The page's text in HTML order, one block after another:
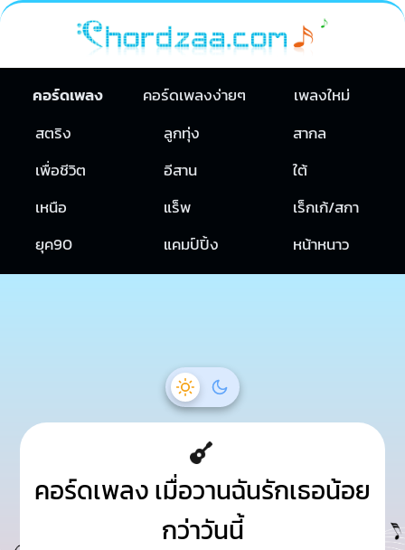
คอร์ดเพลง คอร์ดเพลงง่ายๆ
เพลงใหม่
สตริง
ลูกทุ่ง
สากล
เพื่อชีวิต
อีสาน
ใต้
เหนือ
แร็พ
เร็กเก้/สกา
ยุค90
แคมป์ปิ้ง หน้าหนาว
คอร์ดเพลง เมื่อวานฉันรักเธอน้อย
กว่าวันนี้